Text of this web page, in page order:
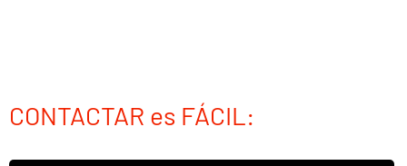
CONTACTAR es FÁCIL: